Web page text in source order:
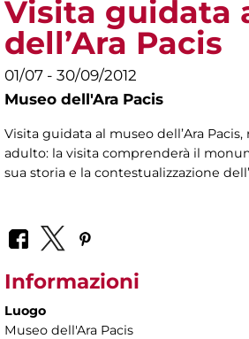
Visita guidata
dell’Ara Pacis
01/07 - 30/09/2012
Museo dell'Ara Pacis
Visita guidata al museo dell’Ara
adulto: la visita comprenderà il
sua storia e la contestualizzazione
Informazioni
Luogo
Museo dell'Ara Pacis